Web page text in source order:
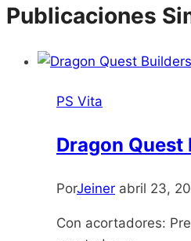
entrada:
Publicaciones
PS Vita
Dragon Quest
PorJeiner abril 23,
Con acortadores: